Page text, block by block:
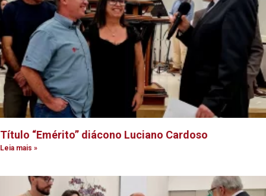
Título “Emérito” diácono Luciano Cardoso
Leia mais »